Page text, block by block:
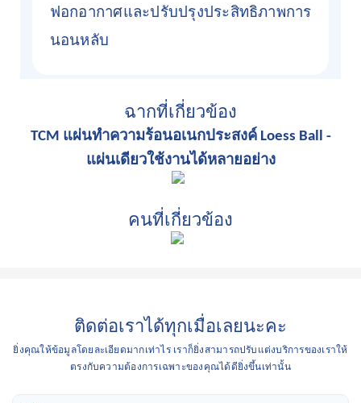
ฟอกอากาศและปรับปรุงประสิทธิภาพการ
นอนหลับ
ฉากที่เกี่ยวข้อง
TCM แผ่นทำความร้อนอเนกประสงค์ Loess Ball -
แผ่นเดียวใช้งานได้หลายอย่าง
คนที่เกี่ยวข้อง
ติดต่อเราได้ทุกเมื่อเลยนะคะ
ยิ่งคุณให้ข้อมูลโดยละเอียดมากเท่าไร เราก็ยิ่งสามารถปรับแต่งบริการของเราให้
ตรงกับความต้องการเฉพาะของคุณได้ดียิ่งขึ้นเท่านั้น